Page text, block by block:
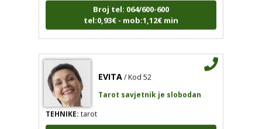
tel:0,93€ - mob:1,12€ min
TEHNIKE:tarot
Broj tel: 064/600-600